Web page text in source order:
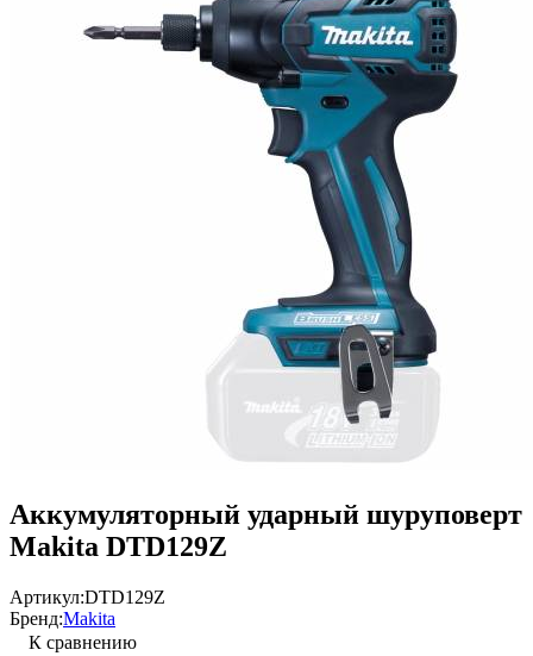
Аккумуляторный ударный шуруповерт
Makita DTD129Z
Артикул:DTD129Z
Бренд:Makita
К сравнению